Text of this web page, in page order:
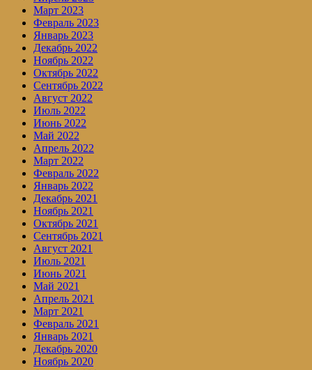
Март 2023
Февраль 2023
Январь 2023
Декабрь 2022
Ноябрь 2022
Октябрь 2022
Сентябрь 2022
Август 2022
Июль 2022
Июнь 2022
Май 2022
Апрель 2022
Март 2022
Февраль 2022
Январь 2022
Декабрь 2021
Ноябрь 2021
Октябрь 2021
Сентябрь 2021
Август 2021
Июль 2021
Июнь 2021
Май 2021
Апрель 2021
Март 2021
Февраль 2021
Январь 2021
Декабрь 2020
Ноябрь 2020